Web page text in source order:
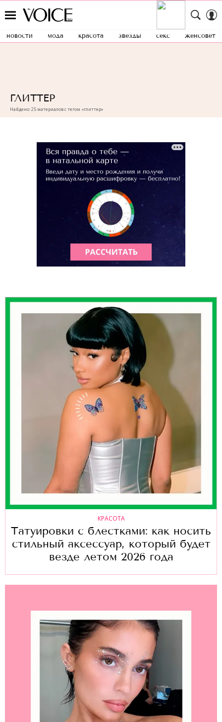
новости мода красота звезды секс женсовет
ГЛИТТЕР
Найдено: 25 материалов с тегом «глиттер»
КРАСОТА
Татуировки с блестками: как носить
стильный аксессуар, который будет
везде летом 2026 года